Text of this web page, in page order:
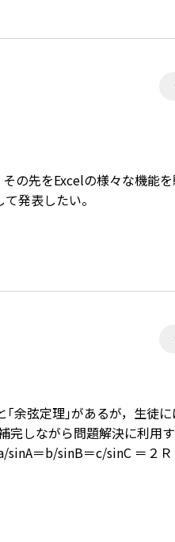
の先をExcelの様々な機能
発表したい。
余弦定理｣があるが，生徒
完しながら問題解決に利用
sinA＝b/sinB＝c/sinC ＝２
ています。ワード文書で数